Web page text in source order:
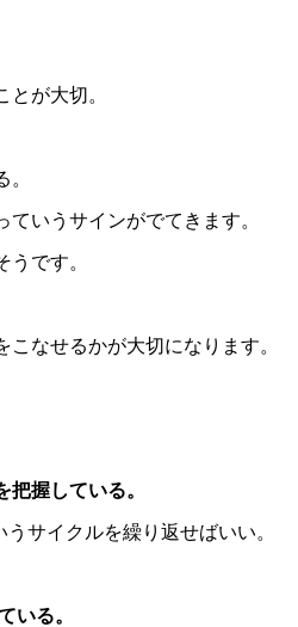
が大切。
いうサインがでてきます。
です。
なせるかが大切になります。
握している。
サイクルを繰り返せばいい。
いる。